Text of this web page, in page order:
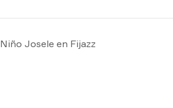
Niño Josele en Fijazz